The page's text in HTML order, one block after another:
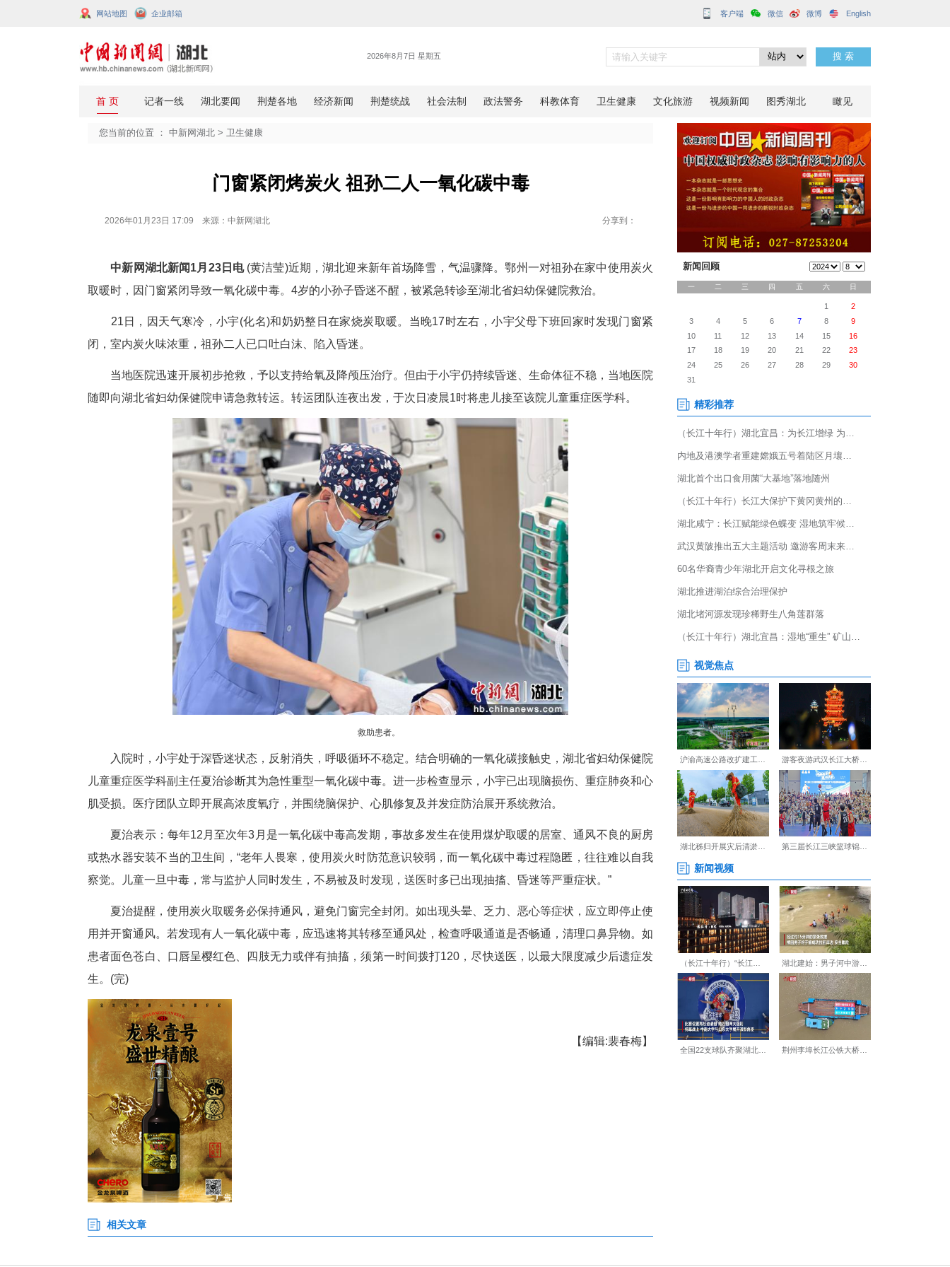
网站地图
门窗紧闭烤炭火 祖孙二人一氧化碳中毒
2026年01月23日 17:09 来源：中新网湖北
中新网湖北新闻1月23日电
(黄洁莹)近期，湖北迎来新年首场降雪，气温骤降。鄂州一对祖孙在家中使用炭火
取暖时，因门窗紧闭导致一氧化碳中毒。4岁的小孙子昏迷不醒，被紧急转诊至湖北省妇幼保健院救治。
21日，因天气寒冷，小宇(化名)和奶奶整日在家烧炭取暖。当晚17时左右，小宇父母下班回家时发现门窗紧
闭，室内炭火味浓重，祖孙二人已口吐白沫、陷入昏迷。
当地医院迅速开展初步抢救，予以支持给氧及降颅压治疗。但由于小宇仍持续昏迷、生命体征不稳，当地医院
随即向湖北省妇幼保健院申请急救转运。转运团队连夜出发，于次日凌晨1时将患儿接至该院儿童重症医学科。
救助患者。
入院时，小宇处于深昏迷状态，反射消失，呼吸循环不稳定。结合明确的一氧化碳接触史，湖北省妇幼保健院
儿童重症医学科副主任夏治诊断其为急性重型一氧化碳中毒。进一步检查显示，小宇已出现脑损伤、重症肺炎和心
肌受损。医疗团队立即开展高浓度氧疗，并围绕脑保护、心肌修复及并发症防治展开系统救治。
夏治表示：每年12月至次年3月是一氧化碳中毒高发期，事故多发生在使用煤炉取暖的居室、通风不良的厨房
或热水器安装不当的卫生间，“老年人畏寒，使用炭火时防范意识较弱，而一氧化碳中毒过程隐匿，往往难以自我
察觉。儿童一旦中毒，常与监护人同时发生，不易被及时发现，送医时多已出现抽搐、昏迷等严重症状。”
夏治提醒，使用炭火取暖务必保持通风，避免门窗完全封闭。如出现头晕、乏力、恶心等症状，应立即停止使
用并开窗通风。若发现有人一氧化碳中毒，应迅速将其转移至通风处，检查呼吸通道是否畅通，清理口鼻异物。如
患者面色苍白、口唇呈樱红色、四肢无力或伴有抽搐，须第一时间拨打120，尽快送医，以最大限度减少后遗症发
生。(完)